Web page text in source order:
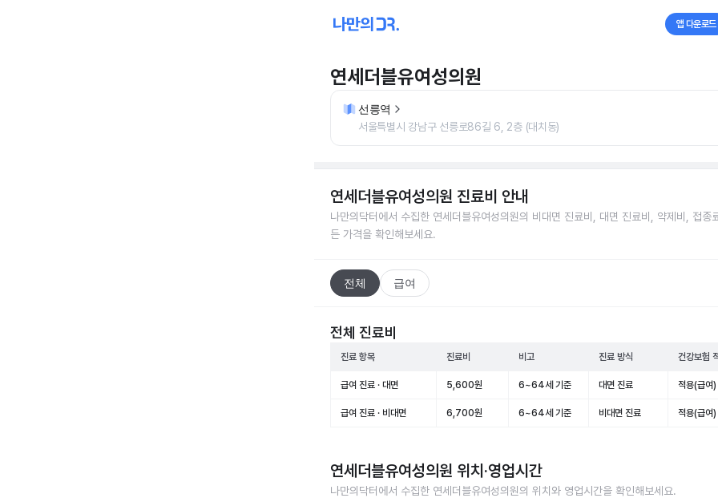
앱 다운로드
연세더블유여성의원
선릉역
서울특별시 강남구 선릉로86길 6, 2층 (대치동)
연세더블유여성의원 진료비 안내
나만의닥터에서 수집한 연세더블유여성의원의 비대면 진료비, 대면 진료비, 약제비, 접종
든 가격을 확인해보세요.
전체 급여
전체 진료비
진료 항목 진료비 비고 진료 방식 건강보험
급여 진료 · 대면 5,600원 6~64세 기준 대면 진료 적용(급여)
급여 진료 · 비대면 6,700원 6~64세 기준 비대면 진료 적용(급여)
연세더블유여성의원 위치·영업시간
나만의닥터에서 수집한 연세더블유여성의원의 위치와 영업시간을 확인해보세요.